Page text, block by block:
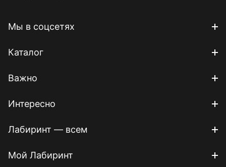
Мы в соцсетях
Каталог
Важно
Интересно
Лабиринт — всем
Мой Лабиринт